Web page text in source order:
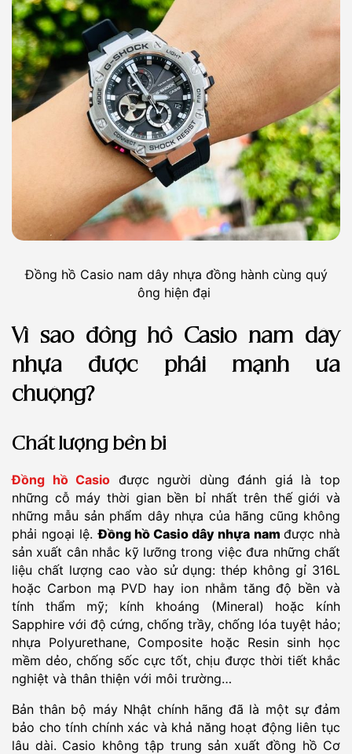
Đồng hồ Casio nam dây nhựa đồng hành cùng quý
ông hiện đại
Vì sao đồng hồ Casio nam dây
nhựa được phái mạnh ưa
chuộng?
Chất lượng bền bỉ
Đồng hồ Casio được người dùng đánh giá là top
những cỗ máy thời gian bền bỉ nhất trên thế giới và
những mẫu sản phẩm dây nhựa của hãng cũng không
phải ngoại lệ.Đồng hồ Casio dây nhựa nam được nhà
sản xuất cân nhắc kỹ lưỡng trong việc đưa những chất
liệu chất lượng cao vào sử dụng: thép không gỉ 316L
hoặc Carbon mạ PVD hay ion nhằm tăng độ bền và
tính thẩm mỹ; kính khoáng (Mineral) hoặc kính
Sapphire với độ cứng, chống trầy, chống lóa tuyệt hảo;
nhựa Polyurethane, Composite hoặc Resin sinh học
mềm dẻo, chống sốc cực tốt, chịu được thời tiết khắc
nghiệt và thân thiện với môi trường…
Bản thân bộ máy Nhật chính hãng đã là một sự đảm
bảo cho tính chính xác và khả năng hoạt động liên tục
lâu dài. Casio không tập trung sản xuất đồng hồ Cơ